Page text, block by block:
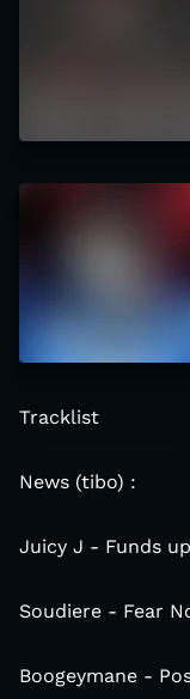
Tracklist
News (tibo) :
Juicy J - Funds up
Soudiere - Fear
Boogeymane -